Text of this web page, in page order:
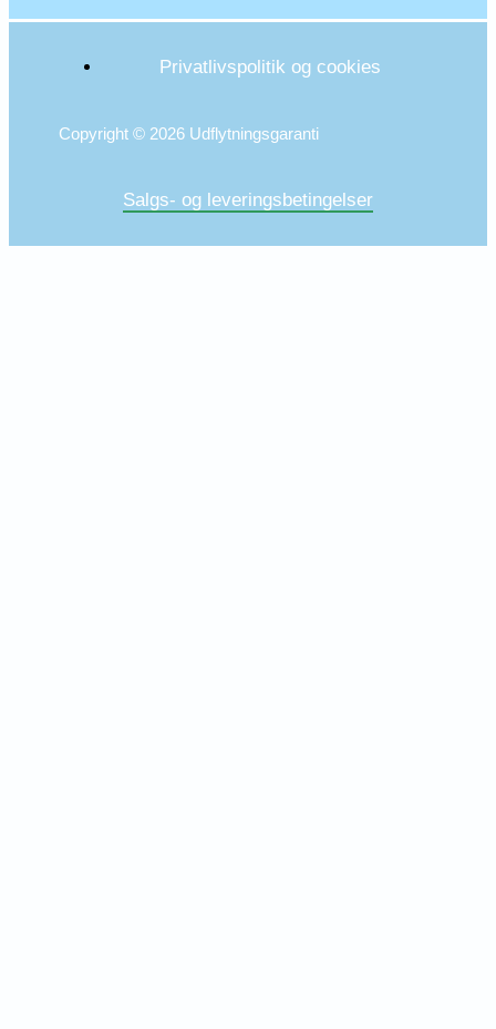
Privatlivspolitik og cookies
Copyright © 2026 Udflytningsgaranti
Salgs- og leveringsbetingelser